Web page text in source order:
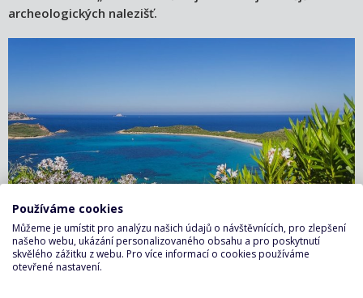
archeologických nalezišť.
Rozkvetlé oleandery v chráněné mořské oblasti Tavolara
a pohled na otevřené moře v Olbii.
Používáme cookies
Můžeme je umístit pro analýzu našich údajů o návštěvnících, pro zlepšení
našeho webu, ukázání personalizovaného obsahu a pro poskytnutí
skvělého zážitku z webu. Pro více informací o cookies používáme
otevřené nastavení.